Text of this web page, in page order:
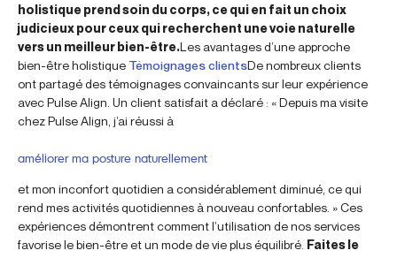
holistique prend soin du corps, ce qui en fait un choix
judicieux pour ceux qui recherchent une voie naturelle
vers un meilleur bien-être.Les avantages d’une approche
bien-être holistique Témoignages clientsDe nombreux clients
ont partagé des témoignages convaincants sur leur expérience
avec Pulse Align. Un client satisfait a déclaré : « Depuis ma visite
chez Pulse Align, j’ai réussi à
améliorer ma posture naturellement
et mon inconfort quotidien a considérablement diminué, ce qui
rend mes activités quotidiennes à nouveau confortables. » Ces
expériences démontrent comment l’utilisation de nos services
favorise le bien-être et un mode de vie plus équilibré. Faites le